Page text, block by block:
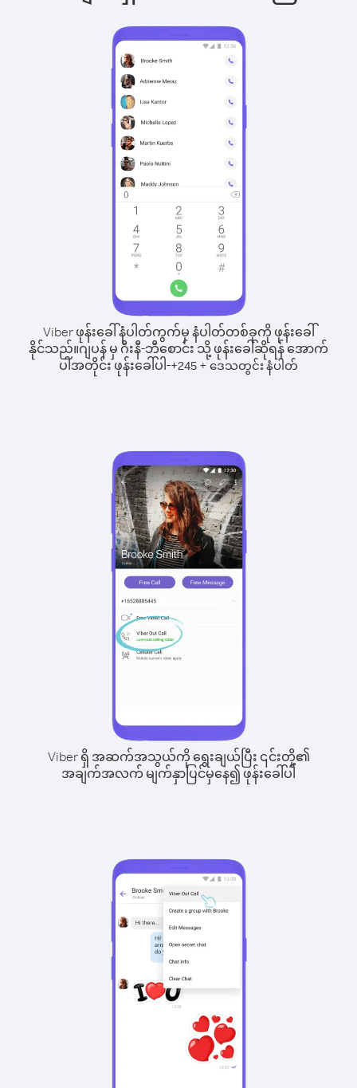
Viber ဖုန်းခေါ်နံပါတ်ကွက်မှ နံပါတ်တစ်ခုကို ဖုန်းခေါ်
နိုင်သည်။ဂျပန် မှ ဂီးနီ-ဘီစောင်း သို့ ဖုန်းခေါ်ဆိုရန် အောက်
ပါအတိုင်း ဖုန်းခေါ်ပါ-+245 +ဒေသတွင်း နံပါတ်
Viber ရှိ အဆက်အသွယ်ကို ရွေးချယ်ပြီး ၎င်းတို့၏
အချက်အလက် မျက်နှာပြင်မှနေ၍ ဖုန်းခေါ်ပါ